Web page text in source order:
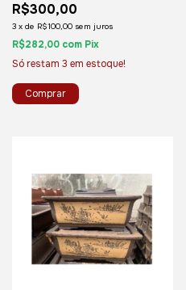
R$300,00
3 x de R$100,00 sem juros
R$282,00 com Pix
Só restam 3 em estoque!